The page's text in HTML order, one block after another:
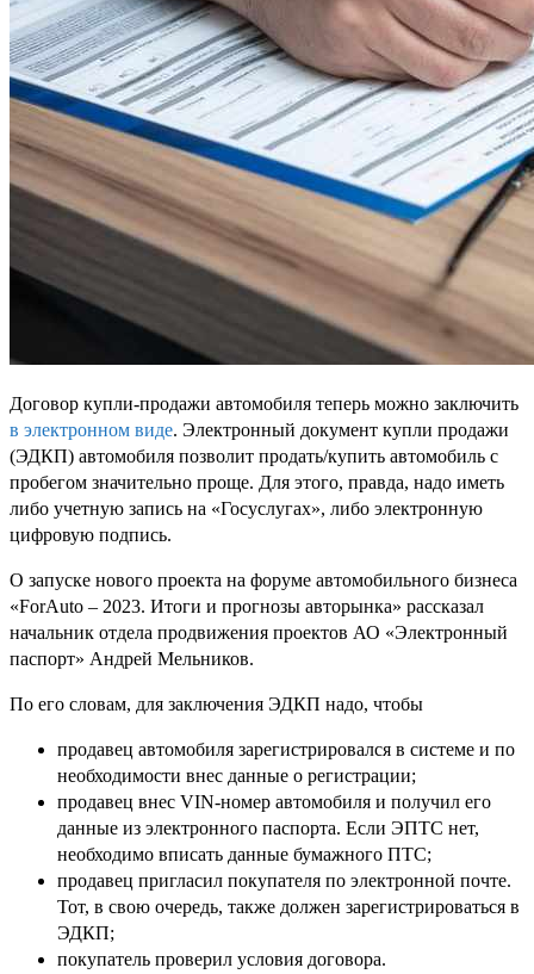
Договор купли-продажи автомобиля теперь можно заключить
в электронном виде. Электронный документ купли продажи
(ЭДКП) автомобиля позволит продать/купить автомобиль с
пробегом значительно проще. Для этого, правда, надо иметь
либо учетную запись на «Госуслугах», либо электронную
цифровую подпись.
О запуске нового проекта на форуме автомобильного бизнеса
«ForAuto – 2023. Итоги и прогнозы авторынка» рассказал
начальник отдела продвижения проектов АО «Электронный
паспорт» Андрей Мельников.
По его словам, для заключения ЭДКП надо, чтобы
продавец автомобиля зарегистрировался в системе и по
необходимости внес данные о регистрации;
продавец внес VIN-номер автомобиля и получил его
данные из электронного паспорта. Если ЭПТС нет,
необходимо вписать данные бумажного ПТС;
продавец пригласил покупателя по электронной почте.
Тот, в свою очередь, также должен зарегистрироваться в
ЭДКП;
покупатель проверил условия договора.